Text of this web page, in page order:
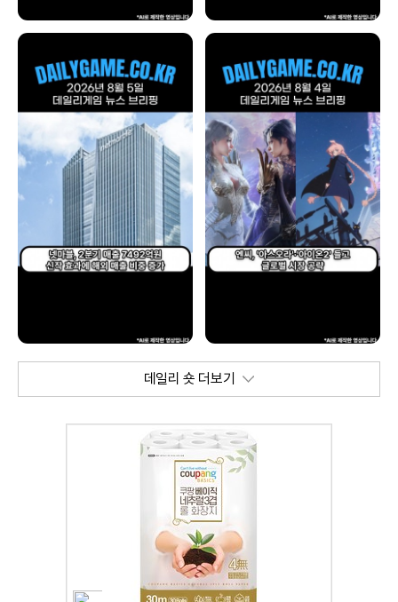
데일리 숏 더보기